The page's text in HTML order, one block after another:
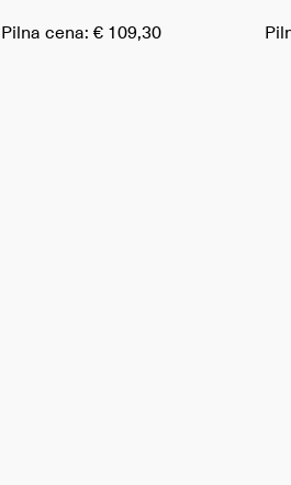
Pilna cena: € 109,30